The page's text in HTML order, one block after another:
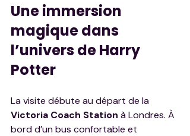
Une immersion
magique dans
l’univers de Harry
Potter
La visite débute au départ de la
Victoria Coach Station à Londres. À
bord d’un bus confortable et